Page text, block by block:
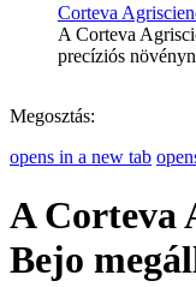
Corteva
A Corteva
precíziós
Megosztás:
opens in a new tab
A Corteva
Bejo